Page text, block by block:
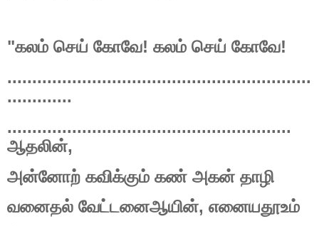
"கலம் செய் கோவே! கலம் செய் கோவே!
.............................................................
.............
.........................................................
ஆதலின்,
அன்னோற் கவிக்கும் கண் அகன் தாழி
வனைதல் வேட்டனைஆயின், எனையதூஉம்